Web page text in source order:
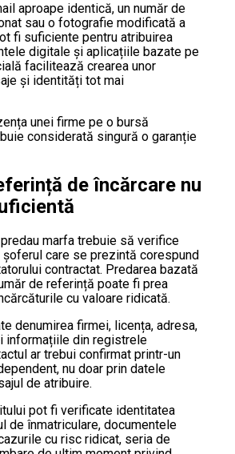
aproape identică, un număr de
sau o fotografie modificată a
fi suficiente pentru atribuirea
digitale și aplicațiile bazate pe
facilitează crearea unor
și identități tot mai
unei firme pe o bursă
considerată singură o garanție
de încărcare nu
marfa trebuie să verifice
care se prezintă corespund
contractat. Predarea bazată
de referință poate fi prea
cu valoare ridicată.
denumirea firmei, licența, adresa,
informațiile din registrele
ar trebui confirmat printr-un
nu doar prin datele
de atribuire.
pot fi verificate identitatea
de înmatriculare, documentele
cu risc ridicat, seria de